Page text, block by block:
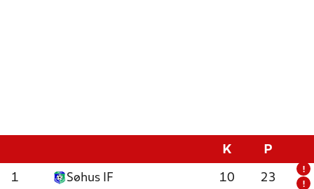
K P
1 Søhus IF 10 23
!
!